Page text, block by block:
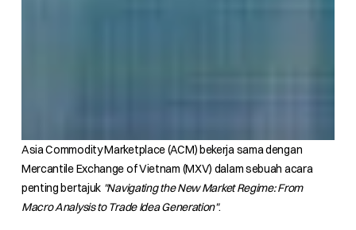
Asia Commodity Marketplace (ACM) bekerja sama dengan
Mercantile Exchange of Vietnam (MXV) dalam sebuah acara
penting bertajuk "Navigating the New Market Regime: From
Macro Analysis to Trade Idea Generation".